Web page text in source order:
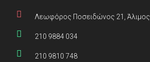
Λεωφόρος Ποσειδώνος 21, Άλιμος
210 9884 034
210 9810 748